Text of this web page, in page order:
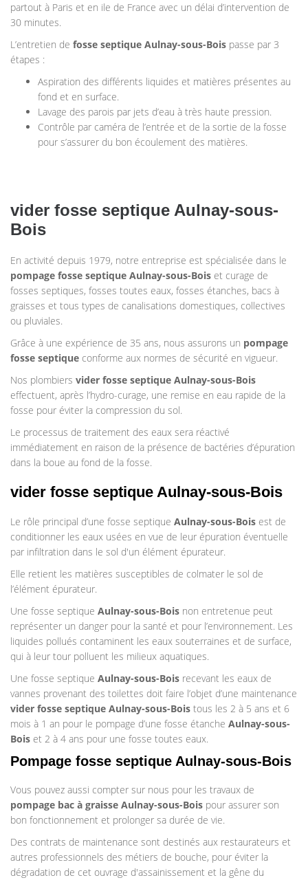
partout à Paris et en ile de France avec un délai d’intervention de
30 minutes.
L’entretien de fosse septique Aulnay-sous-Bois passe par 3
étapes :
Aspiration des différents liquides et matières présentes au
fond et en surface.
Lavage des parois par jets d’eau à très haute pression.
Contrôle par caméra de l’entrée et de la sortie de la fosse
pour s’assurer du bon écoulement des matières.
vider fosse septique Aulnay-sous-
Bois
En activité depuis 1979, notre entreprise est spécialisée dans le
pompage fosse septique Aulnay-sous-Bois et curage de
fosses septiques, fosses toutes eaux, fosses étanches, bacs à
graisses et tous types de canalisations domestiques, collectives
ou pluviales.
Grâce à une expérience de 35 ans, nous assurons un pompage
fosse septique conforme aux normes de sécurité en vigueur.
Nos plombiers vider fosse septique Aulnay-sous-Bois
effectuent, après l’hydro-curage, une remise en eau rapide de la
fosse pour éviter la compression du sol.
Le processus de traitement des eaux sera réactivé
immédiatement en raison de la présence de bactéries d’épuration
dans la boue au fond de la fosse.
vider fosse septique Aulnay-sous-Bois
Le rôle principal d’une fosse septique Aulnay-sous-Bois est de
conditionner les eaux usées en vue de leur épuration éventuelle
par infiltration dans le sol d'un élément épurateur.
Elle retient les matières susceptibles de colmater le sol de
l’élément épurateur.
Une fosse septique Aulnay-sous-Bois non entretenue peut
représenter un danger pour la santé et pour l’environnement. Les
liquides pollués contaminent les eaux souterraines et de surface,
qui à leur tour polluent les milieux aquatiques.
Une fosse septique Aulnay-sous-Bois recevant les eaux de
vannes provenant des toilettes doit faire l’objet d’une maintenance
vider fosse septique Aulnay-sous-Bois tous les 2 à 5 ans et 6
mois à 1 an pour le pompage d’une fosse étanche Aulnay-sous-
Bois et 2 à 4 ans pour une fosse toutes eaux.
Pompage fosse septique Aulnay-sous-Bois
Vous pouvez aussi compter sur nous pour les travaux de
pompage bac à graisse Aulnay-sous-Bois pour assurer son
bon fonctionnement et prolonger sa durée de vie.
Des contrats de maintenance sont destinés aux restaurateurs et
autres professionnels des métiers de bouche, pour éviter la
dégradation de cet ouvrage d'assainissement et la gêne du